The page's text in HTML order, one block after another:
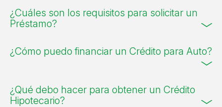
¿Cuáles son los requisitos para solicitar un
Préstamo?
¿Cómo puedo financiar un Crédito para Auto?
¿Qué debo hacer para obtener un Crédito
Hipotecario?